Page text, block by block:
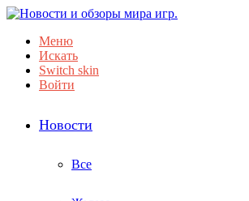
Меню
Искать
Switch skin
Войти
Новости
Все